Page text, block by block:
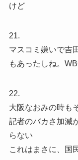
けど
21.
マスコミ嫌いで吉
もあったしね。
22.
大阪なおみの時も
記者のバカさ加減
らない
これはまさに、国